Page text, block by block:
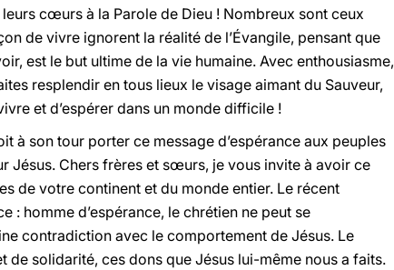
cœurs à la Parole de Dieu ! Nombreux sont ceux
de vivre ignorent la réalité de l’Évangile, pensant que
est le but ultime de la vie humaine. Avec enthousiasme,
resplendir en tous lieux le visage aimant du Sauveur,
et d’espérer dans un monde difficile !
à son tour porter ce message d’espérance aux peuples
Jésus. Chers frères et sœurs, je vous invite à avoir ce
de votre continent et du monde entier. Le récent
: homme d’espérance, le chrétien ne peut se
contradiction avec le comportement de Jésus. Le
solidarité, ces dons que Jésus lui-même nous a faits.